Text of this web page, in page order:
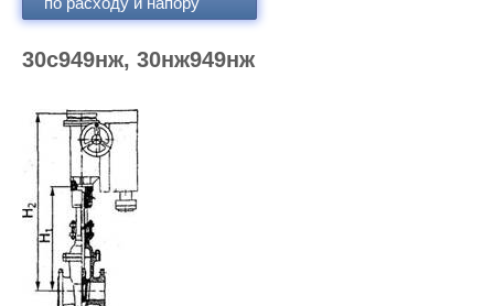
30с949нж, 30нж949нж